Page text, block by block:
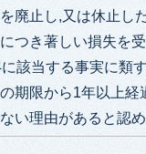
廃止し,又は休止し
つき著しい損失を受
該当する事実に類
期限から1年以上経
い理由があると認め